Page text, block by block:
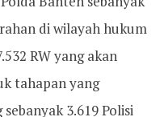
di wilayah hukum
RW yang akan
tahapan yang
3.619 Polisi